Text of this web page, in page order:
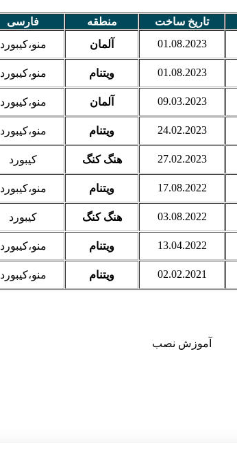
تاریخ ساخت منطقه فارسی
01.08.2023 آلمان منو،کیبورد
01.08.2023 ویتنام منو،کیبورد
09.03.2023 آلمان منو،کیبورد
24.02.2023 ویتنام منو،کیبورد
27.02.2023 هنگ کنگ کیبورد
17.08.2022 ویتنام منو،کیبورد
03.08.2022 هنگ کنگ کیبورد
13.04.2022 ویتنام منو،کیبورد
02.02.2021 ویتنام منو،کیبورد
آموزش نصب